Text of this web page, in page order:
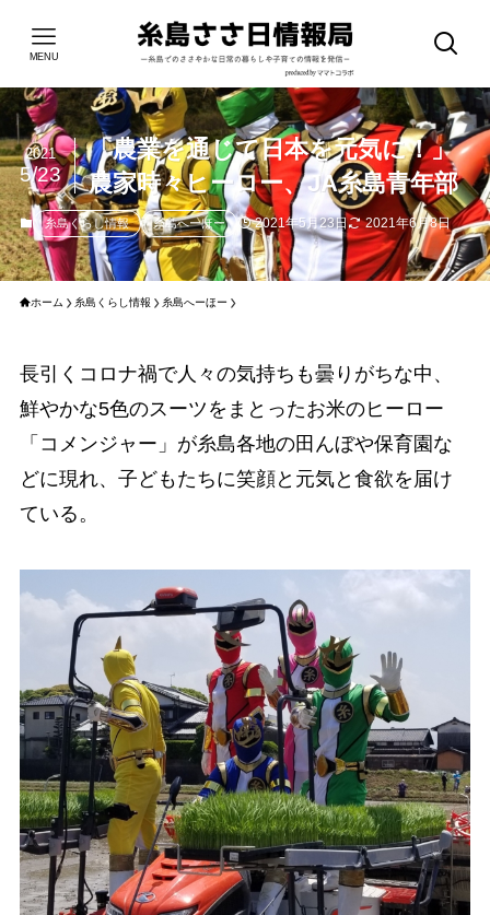
MENU
「農業を通じて日本を元気に！」
農家時々ヒーロー、JA糸島青年部
2021
5/23
糸島くらし情報 糸島へーほー 2021年5月23日 2021年6月8日
ホーム 糸島くらし情報 糸島へーほー
長引くコロナ禍で人々の気持ちも曇りがちな中、
鮮やかな5色のスーツをまとったお米のヒーロー
「コメンジャー」が糸島各地の田んぼや保育園な
どに現れ、子どもたちに笑顔と元気と食欲を届け
ている。